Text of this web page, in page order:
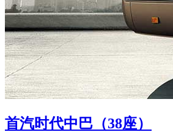
首汽时代中巴（38座）